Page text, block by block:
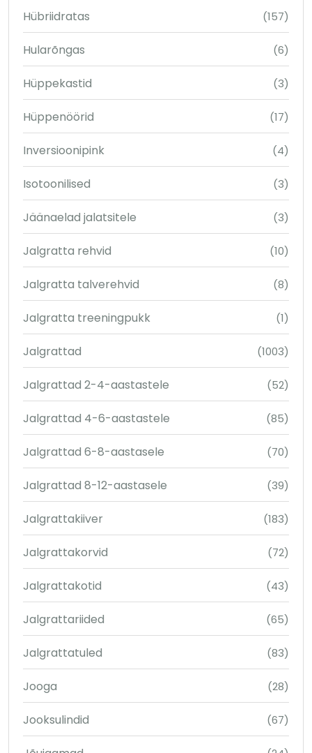
Hübriidratas (157)
Hularõngas (6)
Hüppekastid (3)
Hüppenöörid (17)
Inversioonipink (4)
Isotoonilised (3)
Jäänaelad jalatsitele (3)
Jalgratta rehvid (10)
Jalgratta talverehvid (8)
Jalgratta treeningpukk (1)
Jalgrattad (1003)
Jalgrattad 2-4-aastastele (52)
Jalgrattad 4-6-aastastele (85)
Jalgrattad 6-8-aastasele (70)
Jalgrattad 8-12-aastasele (39)
Jalgrattakiiver (183)
Jalgrattakorvid (72)
Jalgrattakotid (43)
Jalgrattariided (65)
Jalgrattatuled (83)
Jooga (28)
Jooksulindid (67)